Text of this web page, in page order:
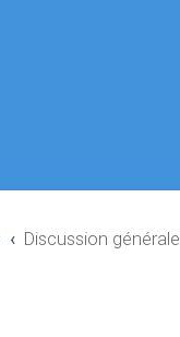
Discussion générale